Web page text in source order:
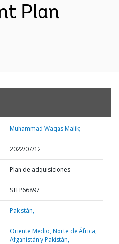
Plan
Muhammad Waqas Malik;
2022/07/12
Plan de adquisiciones
STEP66897
Pakistán,
Oriente Medio, Norte de África,
Afganistán y Pakistán,